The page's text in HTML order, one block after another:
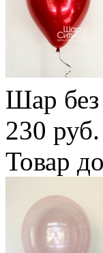
Шар без
230 руб.
Товар